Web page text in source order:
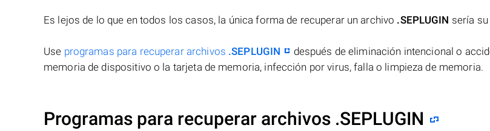
Es lejos de lo que en todos los casos, la única forma de recuperar un archivo .SEPLUGIN sería
Use programas para recuperar archivos .SEPLUGIN
después de eliminación intencional o
memoria de dispositivo o la tarjeta de memoria, infección por virus, falla o limpieza de memoria.
Programas para recuperar archivos .SEPLUGIN